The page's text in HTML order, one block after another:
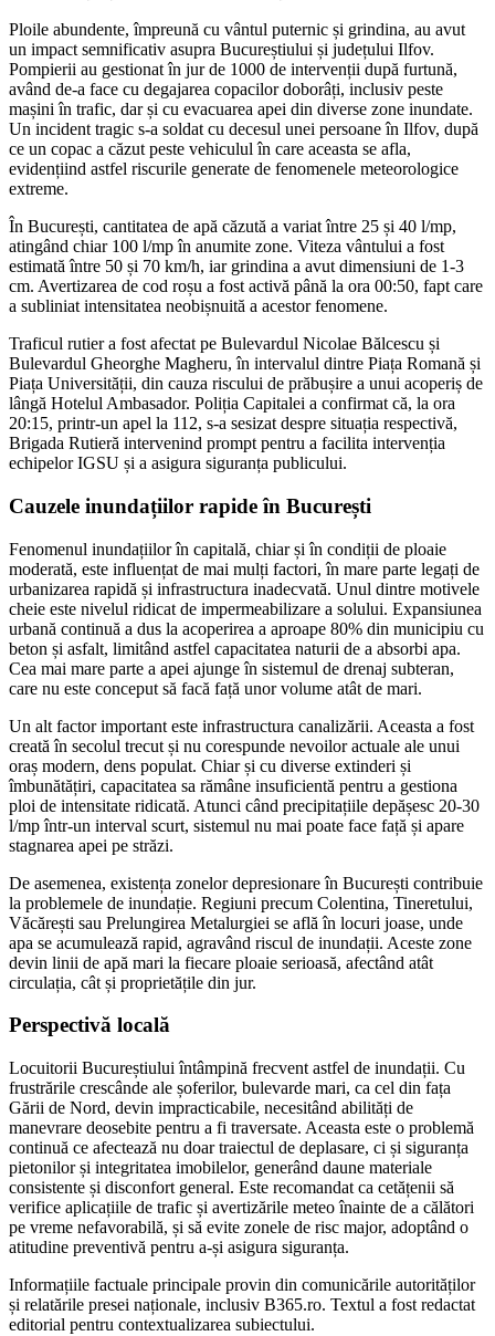
Ploile abundente, împreună cu vântul puternic și grindina, au avut
un impact semnificativ asupra Bucureștiului și județului Ilfov.
Pompierii au gestionat în jur de 1000 de intervenții după furtună,
având de-a face cu degajarea copacilor doborâți, inclusiv peste
mașini în trafic, dar și cu evacuarea apei din diverse zone inundate.
Un incident tragic s-a soldat cu decesul unei persoane în Ilfov, după
ce un copac a căzut peste vehiculul în care aceasta se afla,
evidențiind astfel riscurile generate de fenomenele meteorologice
extreme.
În București, cantitatea de apă căzută a variat între 25 și 40 l/mp,
atingând chiar 100 l/mp în anumite zone. Viteza vântului a fost
estimată între 50 și 70 km/h, iar grindina a avut dimensiuni de 1-3
cm. Avertizarea de cod roșu a fost activă până la ora 00:50, fapt care
a subliniat intensitatea neobișnuită a acestor fenomene.
Traficul rutier a fost afectat pe Bulevardul Nicolae Bălcescu și
Bulevardul Gheorghe Magheru, în intervalul dintre Piața Romană și
Piața Universității, din cauza riscului de prăbușire a unui acoperiș de
lângă Hotelul Ambasador. Poliția Capitalei a confirmat că, la ora
20:15, printr-un apel la 112, s-a sesizat despre situația respectivă,
Brigada Rutieră intervenind prompt pentru a facilita intervenția
echipelor IGSU și a asigura siguranța publicului.
Cauzele inundațiilor rapide în București
Fenomenul inundațiilor în capitală, chiar și în condiții de ploaie
moderată, este influențat de mai mulți factori, în mare parte legați de
urbanizarea rapidă și infrastructura inadecvată. Unul dintre motivele
cheie este nivelul ridicat de impermeabilizare a solului. Expansiunea
urbană continuă a dus la acoperirea a aproape 80% din municipiu cu
beton și asfalt, limitând astfel capacitatea naturii de a absorbi apa.
Cea mai mare parte a apei ajunge în sistemul de drenaj subteran,
care nu este conceput să facă față unor volume atât de mari.
Un alt factor important este infrastructura canalizării. Aceasta a fost
creată în secolul trecut și nu corespunde nevoilor actuale ale unui
oraș modern, dens populat. Chiar și cu diverse extinderi și
îmbunătățiri, capacitatea sa rămâne insuficientă pentru a gestiona
ploi de intensitate ridicată. Atunci când precipitațiile depășesc 20-30
l/mp într-un interval scurt, sistemul nu mai poate face față și apare
stagnarea apei pe străzi.
De asemenea, existența zonelor depresionare în București contribuie
la problemele de inundație. Regiuni precum Colentina, Tineretului,
Văcărești sau Prelungirea Metalurgiei se află în locuri joase, unde
apa se acumulează rapid, agravând riscul de inundații. Aceste zone
devin linii de apă mari la fiecare ploaie serioasă, afectând atât
circulația, cât și proprietățile din jur.
Perspectivă locală
Locuitorii Bucureștiului întâmpină frecvent astfel de inundații. Cu
frustrările crescânde ale șoferilor, bulevarde mari, ca cel din fața
Gării de Nord, devin impracticabile, necesitând abilități de
manevrare deosebite pentru a fi traversate. Aceasta este o problemă
continuă ce afectează nu doar traiectul de deplasare, ci și siguranța
pietonilor și integritatea imobilelor, generând daune materiale
consistente și disconfort general. Este recomandat ca cetățenii să
verifice aplicațiile de trafic și avertizările meteo înainte de a călători
pe vreme nefavorabilă, și să evite zonele de risc major, adoptând o
atitudine preventivă pentru a-și asigura siguranța.
Informațiile factuale principale provin din comunicările autorităților
și relatările presei naționale, inclusiv B365.ro. Textul a fost redactat
editorial pentru contextualizarea subiectului.